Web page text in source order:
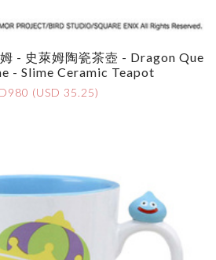
- 史萊姆陶瓷茶壺 - Dragon Que
- Slime Ceramic Teapot
(USD 35.25)